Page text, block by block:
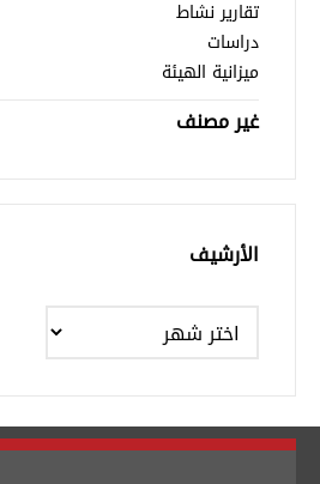
تقارير نشاط
دراسات
ميزانية الهيئة
غير مصنف
الأرشيف
الأرشيف